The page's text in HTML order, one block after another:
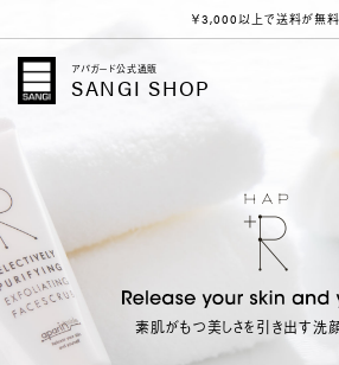
￥3,000以上で送料が無料
アパガード公式通販
SANGI SHOP
素肌がもつ美しさを引き出す洗